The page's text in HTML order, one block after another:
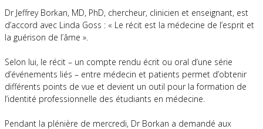
Dr Jeffrey Borkan, MD, PhD, chercheur, clinicien et enseignant, est
d’accord avec Linda Goss : « Le récit est la médecine de l’esprit et
la guérison de l’âme ».
Selon lui, le récit – un compte rendu écrit ou oral d’une série
d’événements liés – entre médecin et patients permet d’obtenir
différents points de vue et devient un outil pour la formation de
l’identité professionnelle des étudiants en médecine.
Pendant la plénière de mercredi, Dr Borkan a demandé aux